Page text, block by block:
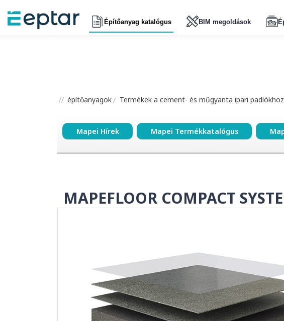
Építőanyag katalógus BIM megoldások
építőanyagok Termékek a cement- és műgyanta ipari padlókhoz
Mapei Hírek Mapei Termékkatalógus
MAPEFLOOR COMPACT